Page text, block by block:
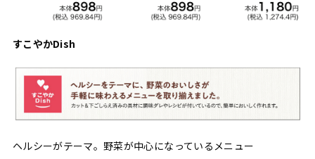
すこやかDish
ヘルシーがテーマ。野菜が中心になっているメニュー